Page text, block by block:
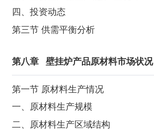
四、投资动态
第三节 供需平衡分析
第八章 壁挂炉产品原材料市场状况
第一节 原材料生产情况
一、原材料生产规模
二、原材料生产区域结构